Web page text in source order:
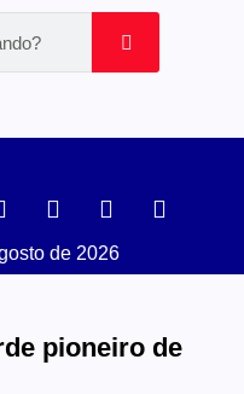
de 2026
pioneiro de